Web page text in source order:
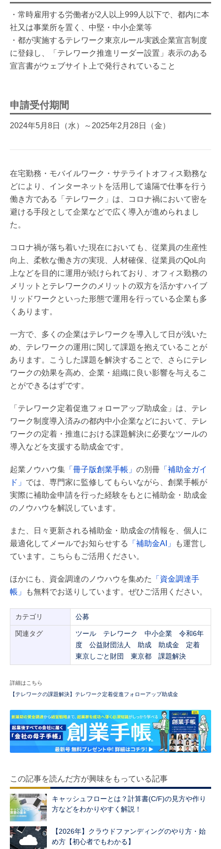
・常時雇用する労働者が2人以上999人以下で、都内に本
社又は事業所を置く、中堅・中小企業等
・都が実施するテレワーク東京ルール実践企業宣言制度
に登録し、「テレワーク推進リーダー設置」表示のある
宣言書がウェブサイト上で発行されていること
申請受付期間
2024年5月8日（水）～2025年2月28日（金）
在宅勤務・モバイルワーク・サテライトオフィス勤務な
どにより、インターネットを活用して遠隔で仕事を行う
働き方である「テレワーク」は、コロナ禍において密を
避ける手段として企業などで広く導入が進められまし
た。
コロナ禍が落ち着いた現在においても、従業員の生産性
向上、柔軟な働き方の実現、人材確保、従業員のQoL向
上などを目的に運用が続けられており、オフィス勤務の
メリットとテレワークのメリットの双方を活かすハイブ
リッドワークといった形態で運用を行っている企業も多
くあります。
一方で、多くの企業はテレワークを導入して日が浅いた
め、テレワークの運用に関して課題を抱えていることが
あります。こうした課題を解決することで、さらにテレ
ワークの効果を高め、企業・組織に良い影響を与えるこ
とができるはずです。
「テレワーク定着促進フォローアップ助成金」は、テレ
ワーク制度導入済みの都内中小企業などにおいて、テレ
ワークの定着・推進における課題解決に必要なツールの
導入などを支援する助成金です。
起業ノウハウ集 「冊子版創業手帳」 の別冊 「補助金ガイ
ド」 では、専門家に監修してもらいながら、創業手帳が
実際に補助金申請を行った経験をもとに補助金・助成金
のノウハウを解説しています。
また、日々更新される補助金・助成金の情報を、個人に
最適化してメールでお知らせする
「補助金AI」
も運営し
ています。こちらもご活用ください。
ほかにも、資金調達のノウハウを集めた
「資金調達手
帳」
も無料でお送りしています。ぜひご活用ください。
カテゴリ 公募
関連タグ ツール テレワーク 中小企業
令和6年
度
公益財団法人 助成 助成金
定着
東京しごと財団
東京都 課題解決
詳細はこちら
【テレワークの課題解決】テレワーク定着促進フォローアップ助成金
この記事を読んだ方が興味をもっている記事
キャッシュフローとは？計算書(C/F)の見方や作り
方などをわかりやすく解説！
【2026年】クラウドファンディングのやり方・始
め方【初心者でもわかる】